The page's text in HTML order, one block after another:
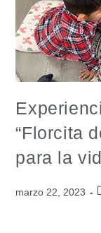
“Florcita
para la
marzo 22, 2023